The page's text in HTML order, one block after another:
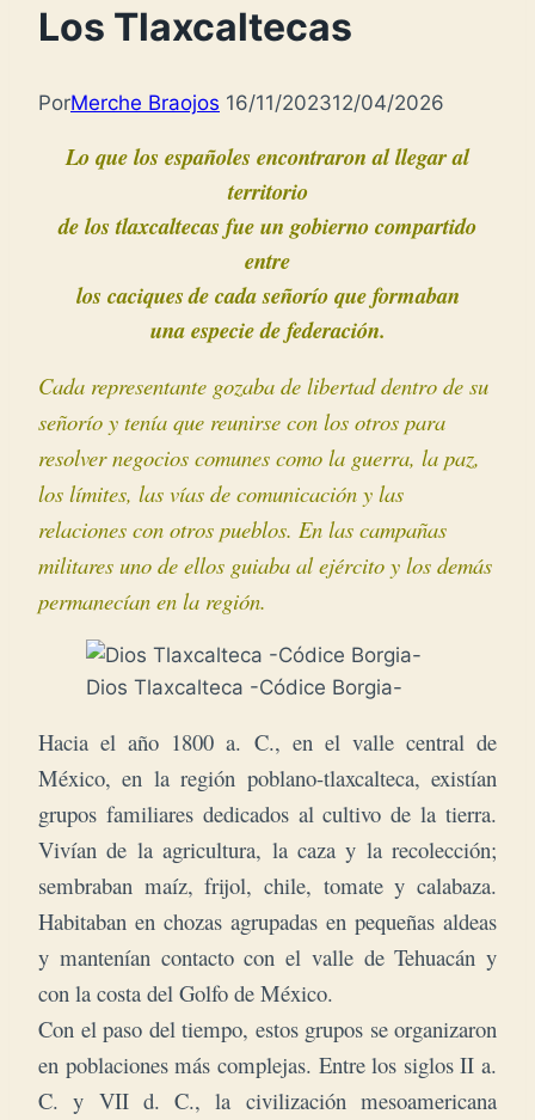
Los Tlaxcaltecas
PorMerche Braojos 16/11/202312/04/2026
Lo que los españoles encontraron al llegar al
territorio
de los tlaxcaltecasfue un gobierno compartido
entre
los caciquesde cada señorío que formaban
una especie de federación.
Cada representante gozaba de libertad dentro de su
señorío y tenía que reunirse con los otros para
resolver negocios comunes como la guerra, la paz,
los límites, las vías de comunicación y las
relaciones con otros pueblos. En las campañas
militares uno de ellos guiaba al ejército y los demás
permanecían en la región.
Dios Tlaxcalteca -Códice Borgia-
Hacia el año 1800 a. C., en el valle central de
México, en la región poblano-tlaxcalteca, existían
grupos familiares dedicados al cultivo de la tierra.
Vivían de la agricultura, la caza y la recolección;
sembraban maíz, frijol, chile, tomate y calabaza.
Habitaban en chozas agrupadas en pequeñas aldeas
y mantenían contacto con el valle de Tehuacán y
con la costa del Golfo de México.
Con el paso del tiempo, estos grupos se organizaron
en poblaciones más complejas. Entre los siglos II a.
C. y VII d. C., la civilización mesoamericana